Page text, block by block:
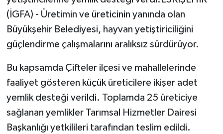
(İGFA) - Üretimin ve üreticinin yanında olan
Büyükşehir Belediyesi, hayvan yetiştiriciliğini
güçlendirme çalışmalarını aralıksız sürdürüyor.
Bu kapsamda Çifteler ilçesi ve mahallelerinde
faaliyet gösteren küçük üreticilere ikişer adet
yemlik desteği verildi. Toplamda 25 üreticiye
sağlanan yemlikler Tarımsal Hizmetler Dairesi
Başkanlığı yetkilileri tarafından teslim edildi.
Teknoloji
Yaşam